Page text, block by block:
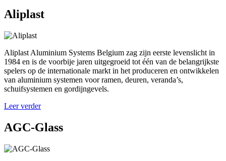
Aliplast
Aliplast Aluminium Systems Belgium zag zijn eerste levenslicht in
1984 en is de voorbije jaren uitgegroeid tot één van de belangrijkste
spelers op de internationale markt in het produceren en ontwikkelen
van aluminium systemen voor ramen, deuren, veranda’s,
schuifsystemen en gordijngevels.
Leer verder
AGC-Glass